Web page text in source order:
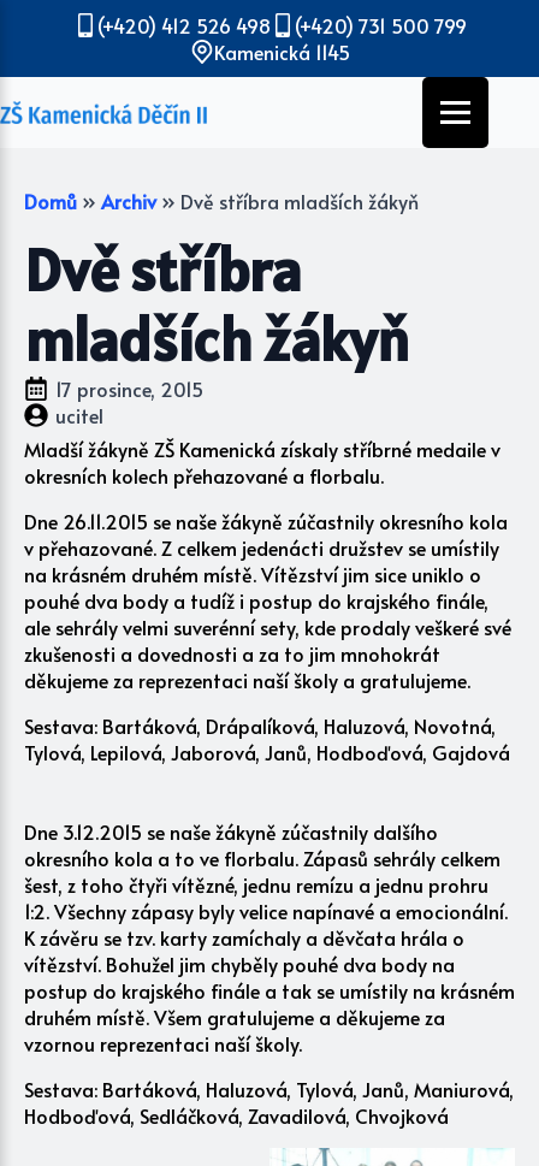
(+420) 412 526 498
(+420) 731 500 799
Kamenická 1145
Domů » Archiv » Dvě stříbra mladších žákyň
Dvě stříbra
mladších žákyň
17 prosince, 2015
ucitel
Mladší žákyně ZŠ Kamenická získaly stříbrné medaile v
okresních kolech přehazované a florbalu.
Dne 26.11.2015 se naše žákyně zúčastnily okresního kola
v přehazované. Z celkem jedenácti družstev se umístily
na krásném druhém místě. Vítězství jim sice uniklo o
pouhé dva body a tudíž i postup do krajského finále,
ale sehrály velmi suverénní sety, kde prodaly veškeré své
zkušenosti a dovednosti a za to jim mnohokrát
děkujeme za reprezentaci naší školy a gratulujeme.
Sestava: Bartáková, Drápalíková, Haluzová, Novotná,
Tylová, Lepilová, Jaborová, Janů, Hodboďová, Gajdová
Dne 3.12.2015 se naše žákyně zúčastnily dalšího
okresního kola a to ve florbalu. Zápasů sehrály celkem
šest, z toho čtyři vítězné, jednu remízu a jednu prohru
1:2. Všechny zápasy byly velice napínavé a emocionální.
K závěru se tzv. karty zamíchaly a děvčata hrála o
vítězství. Bohužel jim chyběly pouhé dva body na
postup do krajského finále a tak se umístily na krásném
druhém místě. Všem gratulujeme a děkujeme za
vzornou reprezentaci naší školy.
Sestava: Bartáková, Haluzová, Tylová, Janů, Maniurová,
Hodboďová, Sedláčková, Zavadilová, Chvojková